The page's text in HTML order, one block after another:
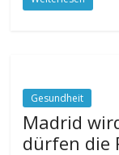
Gesundheit
Madrid
dürfen die